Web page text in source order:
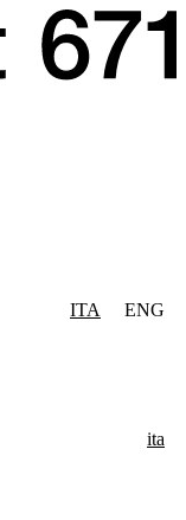
ITA
ENG
ita